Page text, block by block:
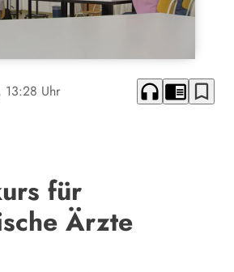
13:28 Uhr headphones chrome_reader_mode bookmark_border
für
Ärzte